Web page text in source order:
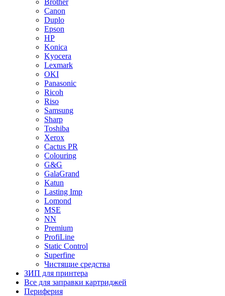
Brother
Canon
Duplo
Epson
HP
Konica
Kyocera
Lexmark
OKI
Panasonic
Ricoh
Riso
Samsung
Sharp
Toshiba
Xerox
Cactus PR
Colouring
G&G
GalaGrand
Katun
Lasting Imp
Lomond
MSE
NN
Premium
ProfiLine
Static Control
Superfine
Чистящие средства
ЗИП для принтера
Все для заправки картриджей
Периферия